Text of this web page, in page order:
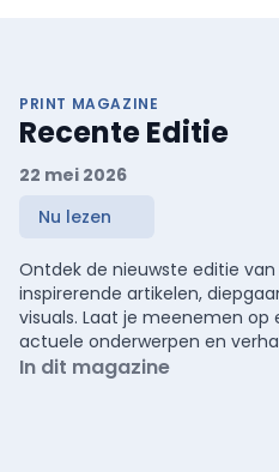
PRINT MAGAZINE
Recente Editie
22 mei 2026
Nu lezen
Ontdek de nieuwste editie
inspirerende artikelen,
visuals. Laat je meenemen op
actuele onderwerpen en
In dit magazine